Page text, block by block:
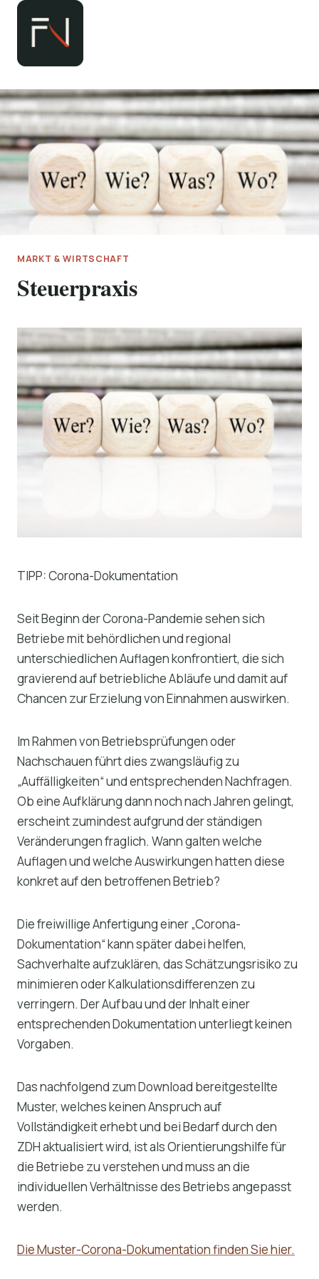
Zum
springen
MARKT & WIRTSCHAFT
Steuerpraxis
TIPP: Corona-Dokumentation
Seit Beginn der Corona-Pandemie sehen sich
Betriebe mit behördlichen und regional
unterschiedlichen Auflagen konfrontiert, die sich
gravierend auf betriebliche Abläufe und damit auf
Chancen zur Erzielung von Einnahmen auswirken.
Im Rahmen von Betriebsprüfungen oder
Nachschauen führt dies zwangsläufig zu
„Auffälligkeiten“ und entsprechenden Nachfragen.
Ob eine Aufklärung dann noch nach Jahren gelingt,
erscheint zumindest aufgrund der ständigen
Veränderungen fraglich. Wann galten welche
Auflagen und welche Auswirkungen hatten diese
konkret auf den betroffenen Betrieb?
Die freiwillige Anfertigung einer „Corona-
Dokumentation“ kann später dabei helfen,
Sachverhalte aufzuklären, das Schätzungsrisiko zu
minimieren oder Kalkulationsdifferenzen zu
verringern. Der Aufbau und der Inhalt einer
entsprechenden Dokumentation unterliegt keinen
Vorgaben.
Das nachfolgend zum Download bereitgestellte
Muster, welches keinen Anspruch auf
Vollständigkeit erhebt und bei Bedarf durch den
ZDH aktualisiert wird, ist als Orientierungshilfe für
die Betriebe zu verstehen und muss an die
individuellen Verhältnisse des Betriebs angepasst
werden.
Die Muster-Corona-Dokumentation finden Sie hier.